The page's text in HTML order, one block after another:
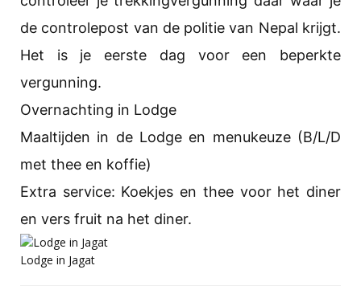
de controlepost van de politie van Nepal krijgt.
Het is je eerste dag voor een beperkte
vergunning.
Overnachting in Lodge
Maaltijden in de Lodge en menukeuze (B/L/D
met thee en koffie)
Extra service: Koekjes en thee voor het diner
en vers fruit na het diner.
Lodge in Jagat